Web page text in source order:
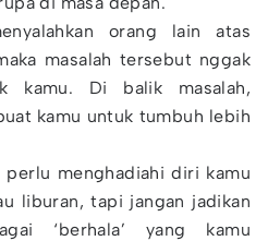
orang lain atas
masalah tersebut nggak
kamu. Di balik masalah,
kamu untuk tumbuh lebih
perlu menghadiahi diri kamu
liburan, tapi jangan jadikan
‘berhala’ yang kamu